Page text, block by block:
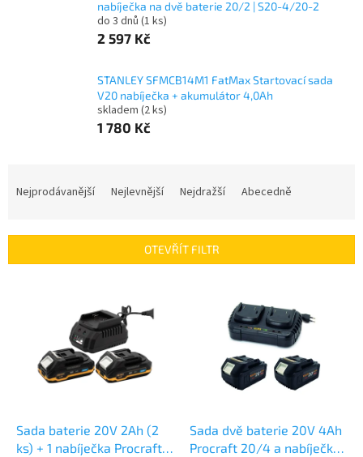
nabíječka na dvě baterie 20/2 | S20-4/20-2
do 3 dnů (1 ks)
2 597 Kč
STANLEY SFMCB14M1 FatMax Startovací sada
V20 nabíječka + akumulátor 4,0Ah
skladem (2 ks)
1 780 Kč
í
Nejprodávanější Nejlevnější Nejdražší Abecedně
OTEVŘÍT FILTR
Sada baterie 20V 2Ah (2
ks) + 1 nabíječka Procraft
Sada dvě baterie 20V 4Ah
Procraft 20/4 a nabíječka